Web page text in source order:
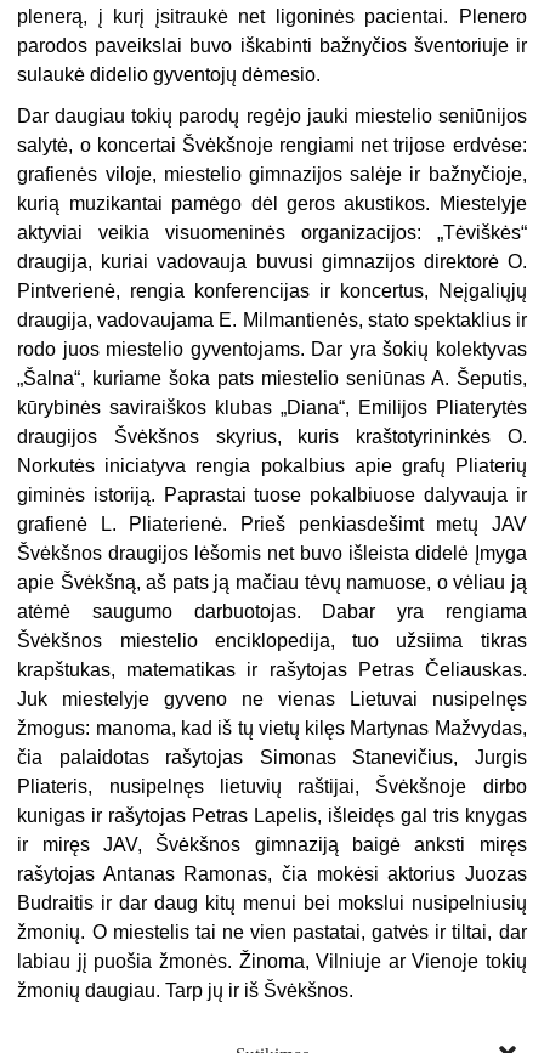
plenerą, į kurį įsitraukė net ligoninės pacientai. Plenero
parodos paveikslai buvo iškabinti bažnyčios švento­riuje ir
sulaukė didelio gyventojų dėmesio.
Dar daugiau tokių parodų regėjo jauki miestelio seniūnijos
salytė, o koncer­tai Švėkšnoje rengiami net trijose erdvėse:
grafienės viloje, miestelio gimnazijos salėje ir bažnyčioje,
kurią muzikantai pamėgo dėl geros akustikos. Miestelyje
aktyviai veikia visuomeninės organizacijos: „Tėviškės“
draugija, kuriai vadovau­ja buvusi gimnazijos direktorė O.
Pintverienė, rengia konferencijas ir koncertus, Neįgaliųjų
draugija, vadovaujama E. Milmantienės, stato spektaklius ir
rodo juos miestelio gyventojams. Dar yra šokių kolektyvas
„Šalna“, kuriame šoka pats miestelio seniūnas A. Šeputis,
kūrybinės saviraiškos klubas „Diana“, Emilijos Pliaterytės
draugijos Švėkšnos skyrius, kuris kraštotyrininkės O.
Norkutės ini­ciatyva rengia pokalbius apie grafų Pliaterių
giminės istoriją. Paprastai tuose pokalbiuose dalyvauja ir
grafienė L. Pliaterienė. Prieš penkiasdešimt metų JAV
Švėkšnos draugijos lėšomis net buvo išleista didelė Įmyga
apie Švėkšną, aš pats ją mačiau tėvų namuose, o vėliau ją
atėmė saugumo darbuotojas. Dabar yra ren­giama
Švėkšnos miestelio enciklopedija, tuo užsiima tikras
krapštukas, mate­matikas ir rašytojas Petras Čeliauskas.
Juk miestelyje gyveno ne vienas Lietuvai nusipelnęs
žmogus: manoma, kad iš tų vietų kilęs Martynas Mažvydas,
čia palai­dotas rašytojas Simonas Stanevičius, Jurgis
Pliateris, nusipelnęs lietuvių rašti­jai, Švėkšnoje dirbo
kunigas ir rašytojas Petras Lapelis, išleidęs gal tris knygas
ir miręs JAV, Švėkšnos gimnaziją baigė anksti miręs
rašytojas Antanas Ramo­nas, čia mokėsi aktorius Juozas
Budraitis ir dar daug kitų menui bei mokslui nusipelniusių
žmonių. O miestelis tai ne vien pastatai, gatvės ir tiltai, dar
labiau jį puošia žmonės. Žinoma, Vilniuje ar Vienoje tokių
žmonių daugiau. Tarp jų ir iš Švėkšnos.